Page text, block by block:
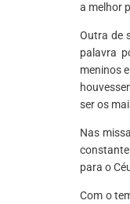
a melhor
Outra de
palavra
meninos
ser os
Nas
para o
Com o